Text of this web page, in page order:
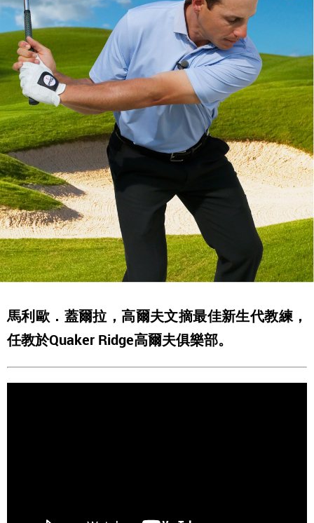
馬利歐．蓋爾拉，高爾夫文摘最佳新生代教練，
任教於Quaker Ridge高爾夫俱樂部。